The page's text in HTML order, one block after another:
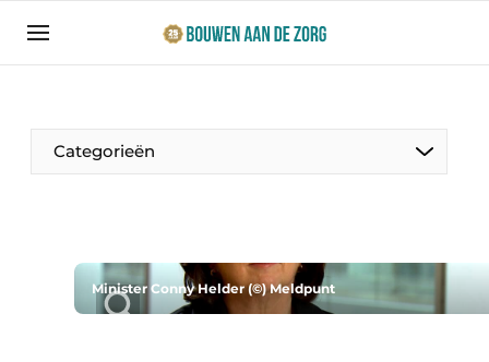
Aanmelden
Bedrijven
Bouwen aan de Zorg | Vakblad over bouw en
Direct contact
Evenement aanmelden
Categorieën
Productinformatie
Evenementen
Minister Conny Helder (©) Meldpunt